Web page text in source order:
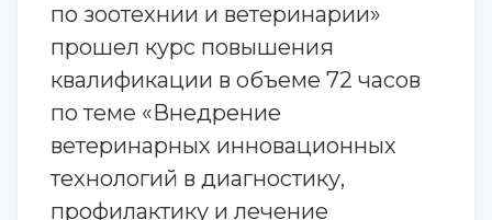
по зоотехнии и ветеринарии»
прошел курс повышения
квалификации в объеме 72 часов
по теме «Внедрение
ветеринарных инновационных
технологий в диагностику,
профилактику и лечение